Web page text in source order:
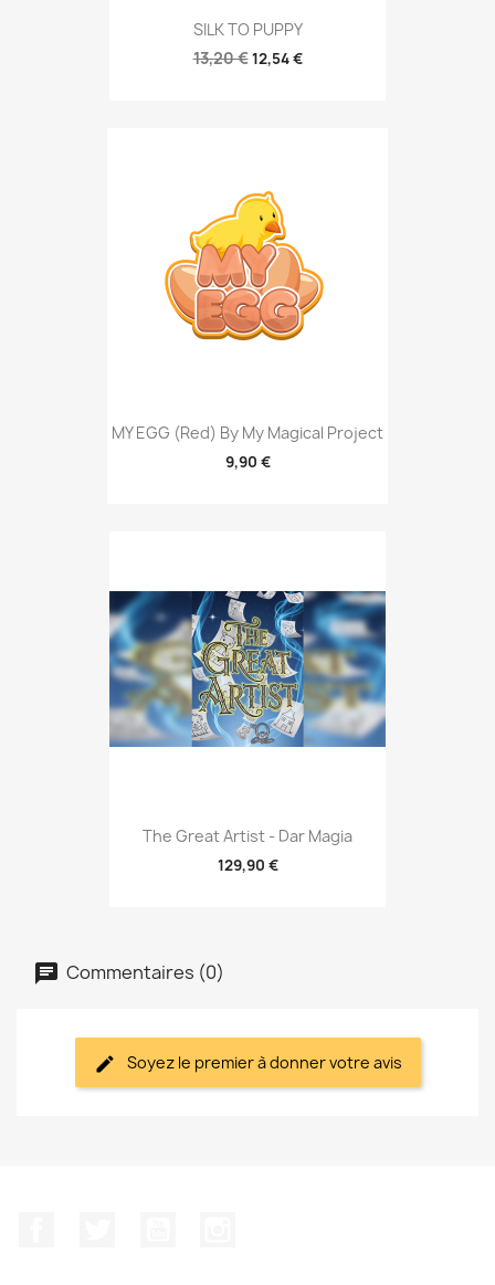
SILK TO PUPPY
13,20 €12,54 €
MY EGG (Red) By My Magical Project
9,90 €
The Great Artist - Dar Magia
129,90 €
Commentaires (0)
Soyez le premier à donner votre avis